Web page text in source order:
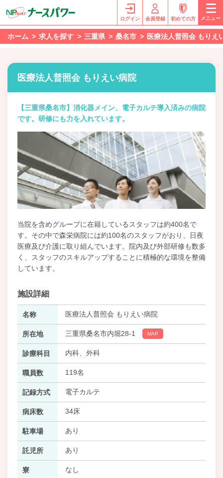
ログイン 会員登録 初めての方 メニュー
ホーム 求人を探す 三重県 桑名市 医療法人普照会 もりえ
医療法人普照会 もりえい病院
【三重県桑名市】消化器メイン、電子カルテ導入済みの病院
です。研修にも力を入れています。
当院を含めグループに在籍しているスタッフは約400名で
す。その中で森栄病院には約100名のスタッフがおり、日夜
医療及び介護に取り組んでいます。院内及び外部研修も数多
く、スタッフのスキルアップすることに積極的な環境を整備
しています。
施設詳細
名称 医療法人普照会 もりえい病院
所在地 三重県桑名市内堀28-1 MAP
診療科目 内科、外科
職員数 119名
記録方式 電子カルテ
病床数 34床
駐車場 あり
託児所 あり
寮 なし